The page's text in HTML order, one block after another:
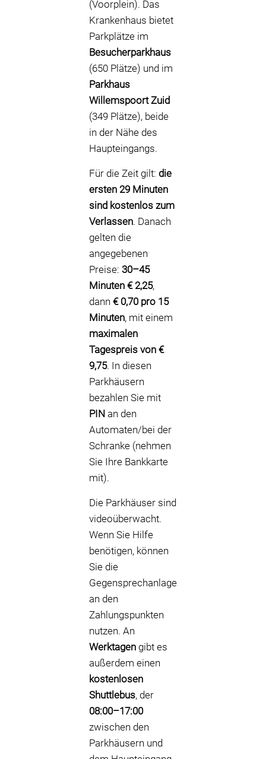
(Voorplein). Das
Krankenhaus bietet
Parkplätze im
Besucherparkhaus
(650 Plätze) und im
Parkhaus
Willemspoort Zuid
(349 Plätze), beide
in der Nähe des
Haupteingangs.
Für die Zeit gilt: die
ersten 29 Minuten
sind kostenlos zum
Verlassen. Danach
gelten die
angegebenen
Preise: 30–45
Minuten € 2,25,
dann € 0,70 pro 15
Minuten, mit einem
maximalen
Tagespreis von €
9,75. In diesen
Parkhäusern
bezahlen Sie mit
PIN an den
Automaten/bei der
Schranke (nehmen
Sie Ihre Bankkarte
mit).
Die Parkhäuser sind
videoüberwacht.
Wenn Sie Hilfe
benötigen, können
Sie die
Gegensprechanlage
an den
Zahlungspunkten
nutzen. An
Werktagen gibt es
außerdem einen
kostenlosen
Shuttlebus, der
08:00–17:00
zwischen den
Parkhäusern und